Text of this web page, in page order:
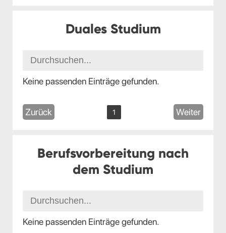
Duales Studium
Keine passenden Einträge gefunden.
Zurück 1 Weiter
Berufsvorbereitung nach
dem Studium
Keine passenden Einträge gefunden.